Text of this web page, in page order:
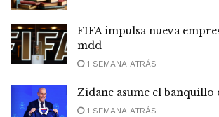
FIFA impulsa nueva
mdd
1 SEMANA ATRÁS
Zidane asume el banquillo
1 SEMANA ATRÁS